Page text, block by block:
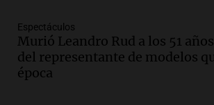
Audio.
mientras esperaba cobrar
en San Luis
Panorama Federal
Espectáculos
Murió Leandro Rud a los 51
del representante de modelos
época